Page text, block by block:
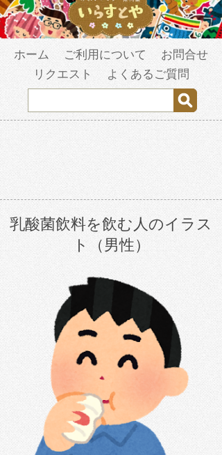
ホーム ご利用について
お問合せ
リクエスト
よくあるご質問
乳酸菌飲料を飲む人のイラス
ト（男性）